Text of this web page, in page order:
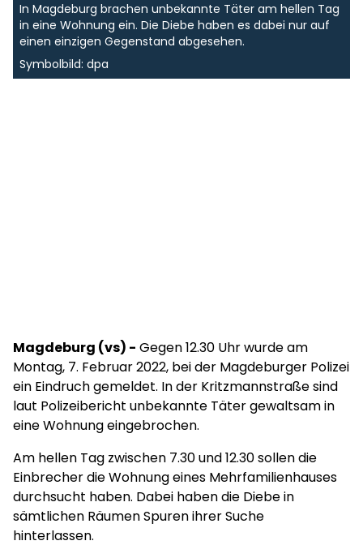
In Magdeburg brachen unbekannte Täter am hellen Tag
in eine Wohnung ein. Die Diebe haben es dabei nur auf
einen einzigen Gegenstand abgesehen.
Symbolbild: dpa
Magdeburg (vs) - Gegen 12.30 Uhr wurde am
Montag, 7. Februar 2022, bei der Magdeburger Polizei
ein Eindruch gemeldet. In der Kritzmannstraße sind
laut Polizeibericht unbekannte Täter gewaltsam in
eine Wohnung eingebrochen.
Am hellen Tag zwischen 7.30 und 12.30 sollen die
Einbrecher die Wohnung eines Mehrfamilienhauses
durchsucht haben. Dabei haben die Diebe in
sämtlichen Räumen Spuren ihrer Suche
hinterlassen.